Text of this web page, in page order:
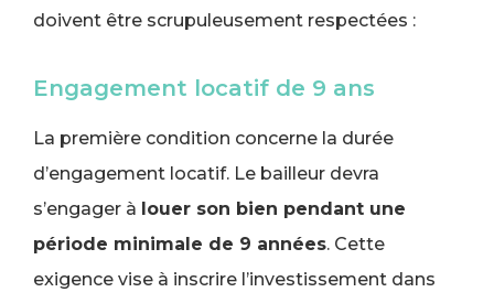
doivent être scrupuleusement respectées :
Engagement locatif de 9 ans
La première condition concerne la durée
d’engagement locatif. Le bailleur devra
s’engager à louer son bien pendant une
période minimale de 9 années. Cette
exigence vise à inscrire l’investissement dans